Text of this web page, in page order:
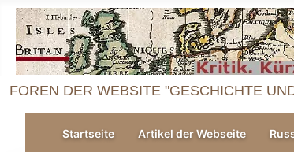
FOREN DER WEBSITE "GESCHICHTE
Startseite Artikel der Webseite